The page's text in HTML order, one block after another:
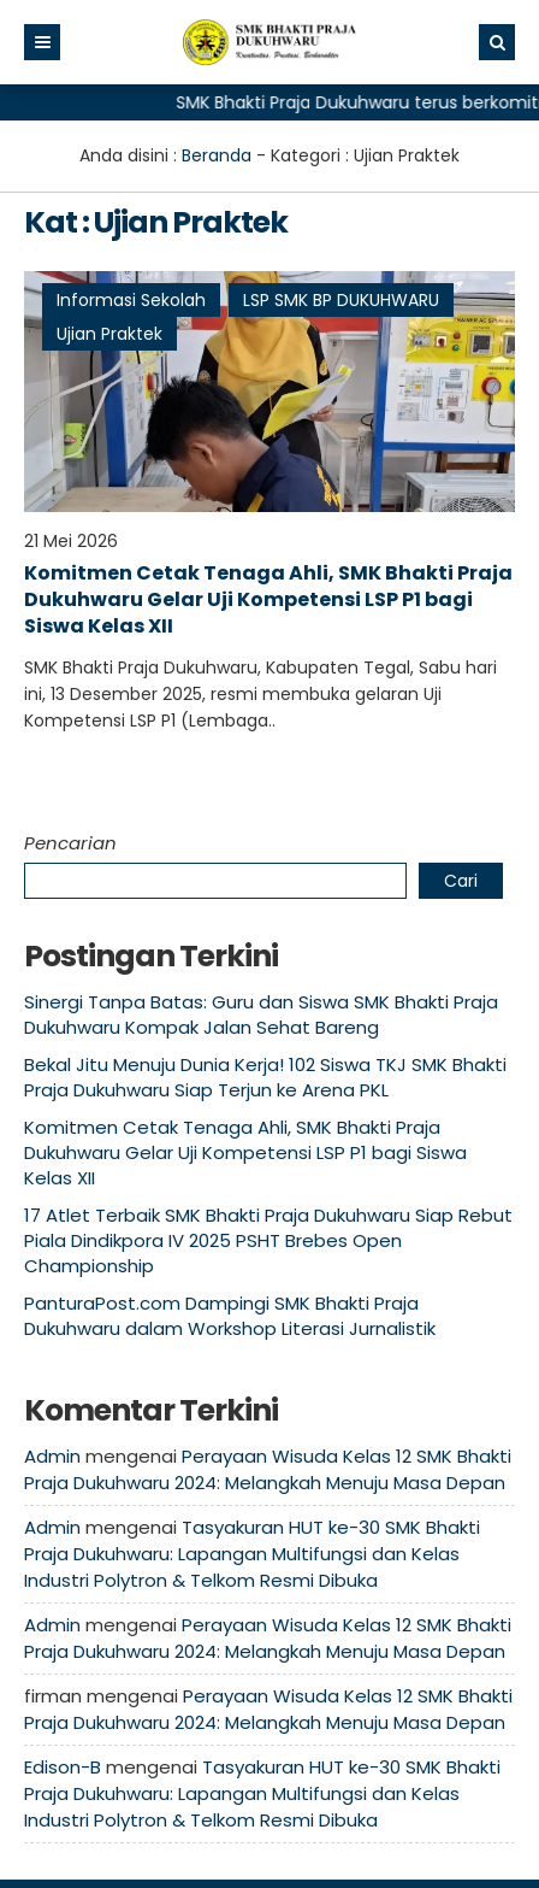
SMK Bhakti Praja Dukuhwaru terus
Anda disini : Beranda - Kategori : Ujian Praktek
Kat : Ujian Praktek
Informasi Sekolah
LSP SMK BP DUKUHWARU
Ujian Praktek
21 Mei 2026
Komitmen Cetak Tenaga Ahli, SMK Bhakti Praja
Dukuhwaru Gelar Uji Kompetensi LSP P1 bagi
Siswa Kelas XII
SMK Bhakti Praja Dukuhwaru, Kabupaten Tegal, Sabu hari
ini, 13 Desember 2025, resmi membuka gelaran Uji
Kompetensi LSP P1 (Lembaga..
Pencarian
Cari
Postingan Terkini
Sinergi Tanpa Batas: Guru dan Siswa SMK Bhakti Praja
Dukuhwaru Kompak Jalan Sehat Bareng
Bekal Jitu Menuju Dunia Kerja! 102 Siswa TKJ SMK Bhakti
Praja Dukuhwaru Siap Terjun ke Arena PKL
Komitmen Cetak Tenaga Ahli, SMK Bhakti Praja
Dukuhwaru Gelar Uji Kompetensi LSP P1 bagi Siswa
Kelas XII
17 Atlet Terbaik SMK Bhakti Praja Dukuhwaru Siap Rebut
Piala Dindikpora IV 2025 PSHT Brebes Open
Championship
PanturaPost.com Dampingi SMK Bhakti Praja
Dukuhwaru dalam Workshop Literasi Jurnalistik
Komentar Terkini
Adminmengenai Perayaan Wisuda Kelas 12 SMK Bhakti
Praja Dukuhwaru 2024: Melangkah Menuju Masa Depan
Adminmengenai Tasyakuran HUT ke-30 SMK Bhakti
Praja Dukuhwaru: Lapangan Multifungsi dan Kelas
Industri Polytron & Telkom Resmi Dibuka
Adminmengenai Perayaan Wisuda Kelas 12 SMK Bhakti
Praja Dukuhwaru 2024: Melangkah Menuju Masa Depan
firman mengenai Perayaan Wisuda Kelas 12 SMK Bhakti
Praja Dukuhwaru 2024: Melangkah Menuju Masa Depan
Edison-B mengenai Tasyakuran HUT ke-30 SMK Bhakti
Praja Dukuhwaru: Lapangan Multifungsi dan Kelas
Industri Polytron & Telkom Resmi Dibuka